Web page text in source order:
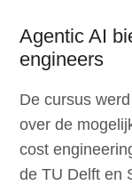
Agentic AI
engineers
De cursus
over de
cost
de TU Delft en